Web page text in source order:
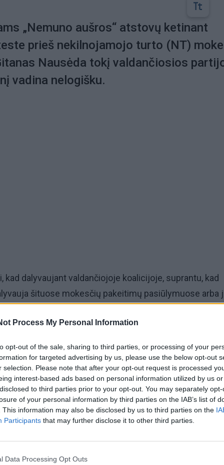
Process My Personal Information
opt-out of the sale, sharing to third parties, or processing of your
for targeted advertising by us, please use the below opt-out
selection. Please note that after your opt-out request is processed
interest-based ads based on personal information utilized by us
to third parties prior to your opt-out. You may separately
of your personal information by third parties on the IAB’s list of
This information may also be disclosed by us to third parties on the
Participants that may further disclose it to other third parties.
Data Processing Opt Outs
„Nemuno aušros“ atstovų ketinant
prieš nekilnojamojo turto (NT)
Nausėda tokį valdančiosios
vadina nelogišku.
kad dalyvaujant valdančiojoje koalicijoje, suprantu, kad
šituose mokesčių pakeitimų pasiūlymuose arba
pirmininkas Remigijus Žemaitaitis anksčiau BNS sakė,
Vilniuje rengiamoje protesto akcijoje prieš NT
ir keli šimtai „aušriečių“ narių, tarp jų ir frakcijos